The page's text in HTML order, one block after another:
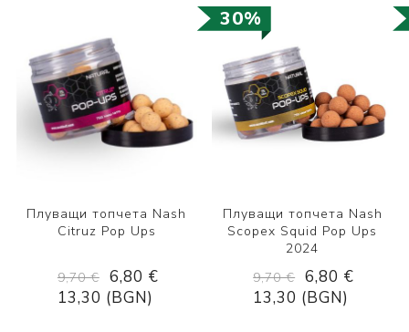
30%
Плуващи топчета Nash
Citruz Pop Ups
9,70 € 6,80 €
13,30 (BGN)
Плуващи топчета Nash
Scopex Squid Pop Ups
2024
9,70 € 6,80 €
13,30 (BGN)